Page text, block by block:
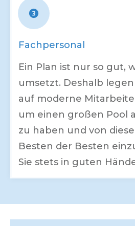
Fachpersonal
Ein Plan ist nur so gut,
umsetzt. Deshalb
auf moderne
um einen großen Pool
zu haben und von
Besten der Besten
Sie stets in guten